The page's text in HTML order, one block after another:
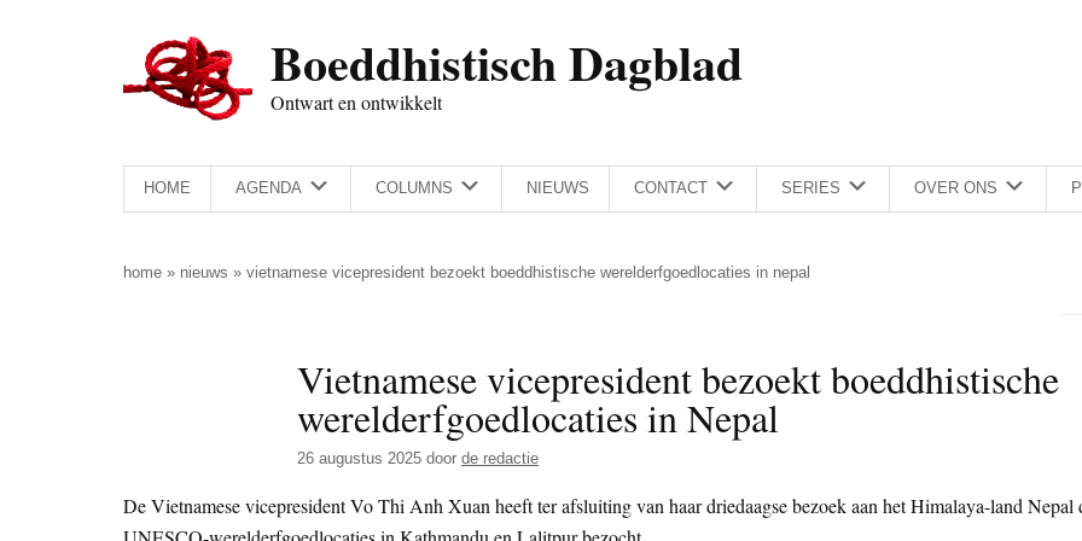
Boeddhistisch Dagblad
Ontwart en ontwikkelt
HOME AGENDA COLUMNS NIEUWS CONTACT SERIES OVER ONS
home » nieuws » vietnamese vicepresident bezoekt boeddhistische werelderfgoedlocaties in nepal
Vietnamese vicepresident bezoekt boeddhistische
werelderfgoedlocaties in Nepal
26 augustus 2025 door de redactie
De Vietnamese vicepresident Vo Thi Anh Xuan heeft ter afsluiting van haar driedaagse bezoek aan het Himalaya-land Nepal